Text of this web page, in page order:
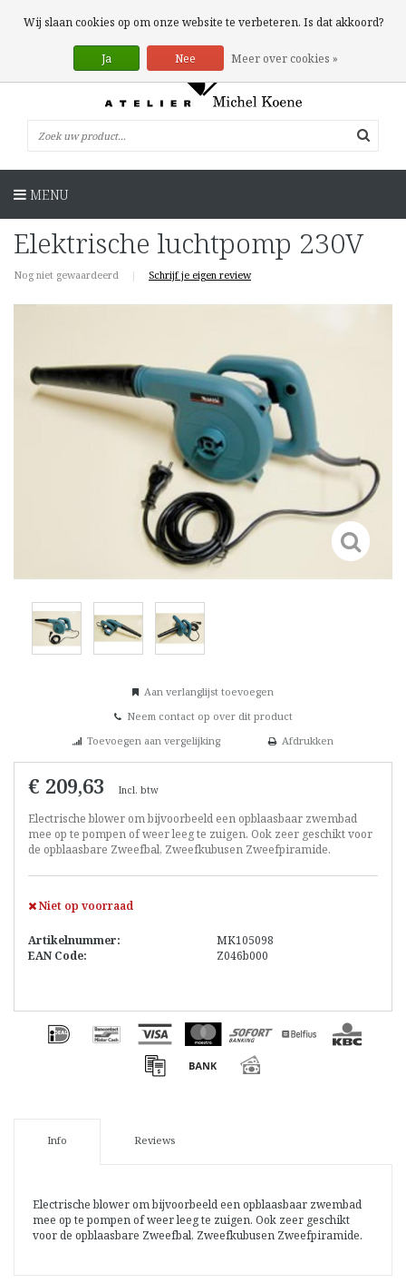
0 Artikelen
MENU
Elektrische luchtpomp 230V
Nog niet gewaardeerd | Schrijf je eigen review
Aan verlanglijst toevoegen
Neem contact op over dit product
Toevoegen aan vergelijking
Afdrukken
€ 209,63 Incl. btw
Electrische blower om bijvoorbeeld een opblaasbaar zwembad
mee op te pompen of weer leeg te zuigen. Ook zeer geschikt voor
de opblaasbare Zweefbal, Zweefkubusen Zweefpiramide.
Niet op voorraad
Artikelnummer:
MK105098
EAN Code:
Z046b000
Info Reviews
Electrische blower om bijvoorbeeld een opblaasbaar zwembad
mee op te pompen of weer leeg te zuigen. Ook zeer geschikt
voor de opblaasbare Zweefbal, Zweefkubusen Zweefpiramide.
Wij slaan cookies op om onze website te verbeteren. Is dat akkoord?
Ja Nee Meer over cookies »